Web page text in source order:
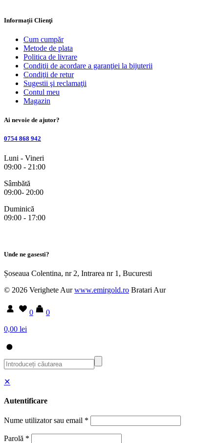
Informații Clienţi
Cum cumpăr
Metode de plata
Politica de livrare
Condiţii de acordare a garanţiei la bijuterii
Condiţii de retur
Sugestii şi reclamaţii
Contul meu
Magazin
Ai nevoie de ajutor?
0754 868 942
Luni - Vineri
09:00 - 21:00
Sâmbătă
09:00- 20:00
Duminică
09:00 - 17:00
Unde ne gasesti?
Șoseaua Colentina, nr 2, Intrarea nr 1, Bucuresti
© 2026 Verighete Aurwww.emirgold.ro Bratari Aur
0
0
0,00 lei
✕
Autentificare
Nume utilizator sau email *
Parolă *